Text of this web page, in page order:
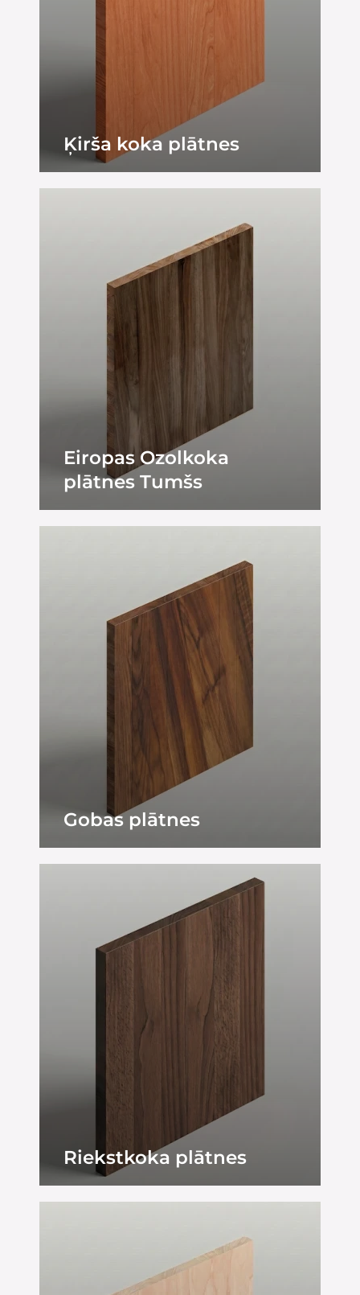
Ķirša koka plātnes
Eiropas Ozolkoka
plātnes Tumšs
Gobas plātnes
Riekstkoka plātnes